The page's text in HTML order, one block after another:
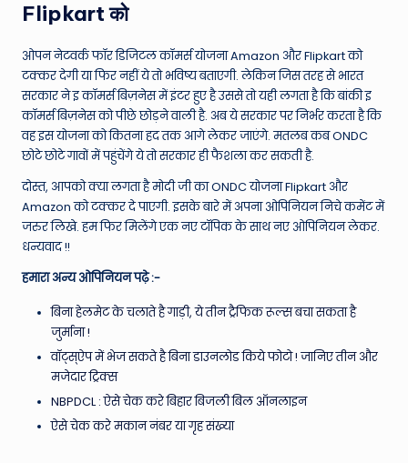
Flipkart को
ओपन नेटवर्क फॉर डिजिटल कॉमर्स योजना Amazon और Flipkart को
टक्कर देगी या फिर नहीं ये तो भविष्य बताएगी. लेकिन जिस तरह से भारत
सरकार ने इ कॉमर्स बिज़नेस में इंटर हुए है उससे तो यही लगता है कि बांकी इ
कॉमर्स बिज़नेस को पीछे छोड़ने वाली है. अब ये सरकार पर निर्भर करता है कि
वह इस योजना को कितना हद तक आगे लेकर जाएंगे. मतलब कब ONDC
छोटे छोटे गावों में पहुंचेंगे ये तो सरकार ही फैशला कर सकती है.
दोस्त, आपको क्या लगता है मोदी जी का ONDC योजना Flipkart और
Amazon को टक्कर दे पाएगी. इसके बारे में अपना ओपिनियन निचे कमेंट में
जरुर लिखे. हम फिर मिलेंगे एक नए टॉपिक के साथ नए ओपिनियन लेकर.
धन्यवाद !!
हमारा अन्य ओपिनियन पढ़े :-
बिना हेलमेट के चलाते है गाड़ी, ये तीन ट्रैफिक रूल्स बचा सकता है
जुर्माना !
वॉट्स्ऐप में भेज सकते है बिना डाउनलोड किये फोटो ! जानिए तीन और
मजेदार ट्रिक्स
NBPDCL : ऐसे चेक करे बिहार बिजली बिल ऑनलाइन
ऐसे चेक करे मकान नंबर या गृह संख्या